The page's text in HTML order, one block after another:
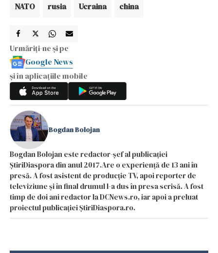
NATO rusia Ucraina china
Urmăriți-ne și pe
Google News
și în aplicațiile mobile
Bogdan Bolojan
Bogdan Bolojan este redactor-șef al publicației
ȘtiriDiaspora din anul 2017.Are o experiență de 13 ani în
presă. A fost asistent de producție TV, apoi reporter de
televiziune și în final drumul l-a dus în presa scrisă. A fost
timp de doi ani redactor la DCNews.ro, iar apoi a preluat
proiectul publicației ȘtiriDiaspora.ro.